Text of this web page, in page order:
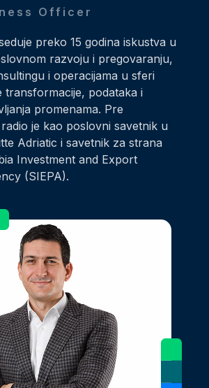
Officer
preko 15 godina iskustva u
razvoju i pregovaranju,
i operacijama u sferi
transformacije, podataka i
promenama. Pre
je kao poslovni savetnik u
Adriatic i savetnik za strana
Investment and Export
(SIEPA).